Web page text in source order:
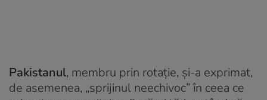
Pakistanul, membru prin rotație, şi-a exprimat,
de asemenea, „sprijinul neechivoc” în ceea ce